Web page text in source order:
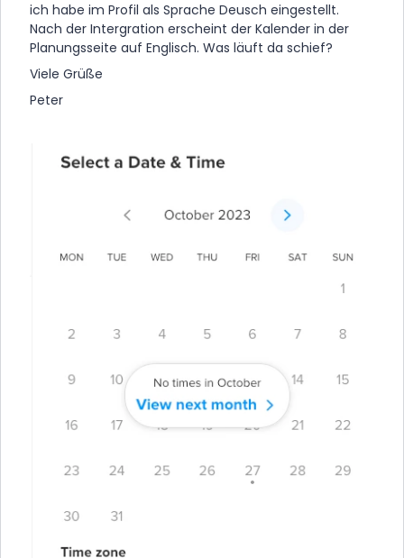
ich habe im Profil als Sprache Deusch eingestellt.
Nach der Intergration erscheint der Kalender in der
Planungsseite auf Englisch. Was läuft da schief?
Viele Grüße
Peter